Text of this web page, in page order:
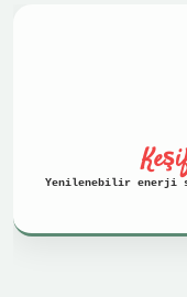
Yenilenebilir enerji